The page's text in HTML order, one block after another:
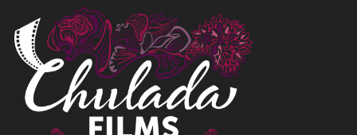
el
contenido